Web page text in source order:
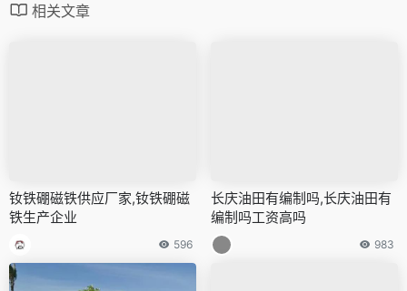
相关文章
钕铁硼磁铁供应厂家,钕铁硼磁
铁生产企业
596
长庆油田有编制吗,长庆油田有
编制吗工资高吗
983